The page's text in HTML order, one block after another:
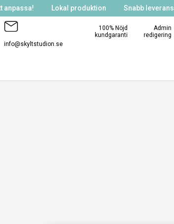
anpassa! Lokal produktion Snabb leverans
info@skyltstudion.se
100% Nöjd
kundgaranti
Admin
redigering